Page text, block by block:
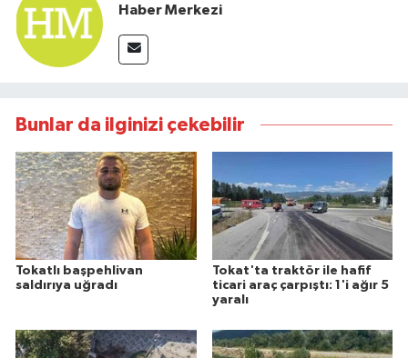
Haber Merkezi
Bunlar da ilginizi çekebilir
Tokatlı başpehlivan
saldırıya uğradı
Tokat'ta traktör ile hafif
ticari araç çarpıştı: 1'i ağır 5
yaralı